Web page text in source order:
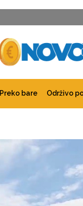
Preko bare Održivo